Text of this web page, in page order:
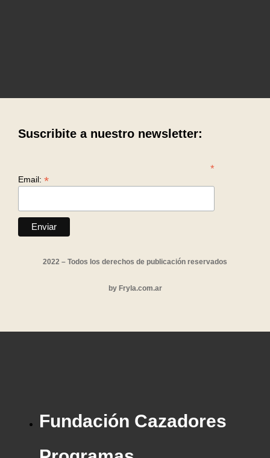
Suscribite a nuestro newsletter:
*
Email: *
2022 – Todos los derechos de publicación reservados
by Fryla.com.ar
Fundación Cazadores